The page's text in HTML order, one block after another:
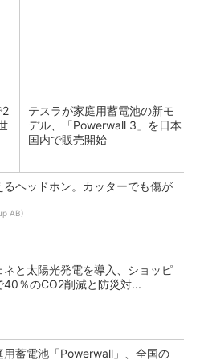
2
テスラが家庭用蓄電池の新モ
デル、「Powerwall 3」を日本
国内で販売開始
るヘッドホン。カッターでも傷が
AB)
ネと太陽光発電を導入、ショッピ
40％のCO2削減と防災対...
用蓄電池「Powerwall」、全国の